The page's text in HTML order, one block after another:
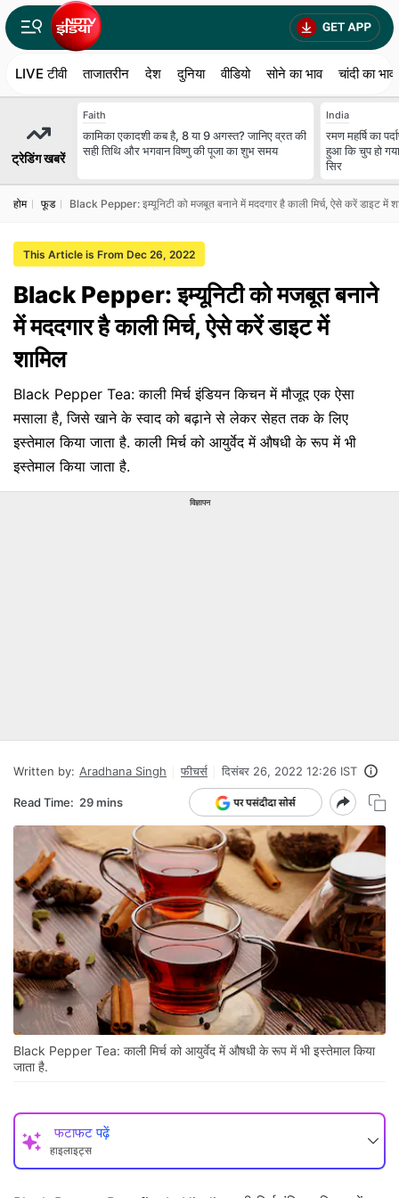
LIVE टीवी ताजातरीन देश दुनिया वीडियो सोने का भाव चांदी का भाव
ट्रेडिंग खबरें
Faith
कामिका एकादशी कब है, 8 या 9 अगस्त? जानिए व्रत की
सही तिथि और भगवान विष्णु की पूजा का शुभ समय
India
रमण महर्षि का
हुआ कि चुप हो
सिर
होम फूड Black Pepper: इम्यूनिटी को मजबूत बनाने में मददगार है काली मिर्च, ऐसे करें डाइट में
This Article is From Dec 26, 2022
Black Pepper: इम्यूनिटी को मजबूत बनाने
में मददगार है काली मिर्च, ऐसे करें डाइट में
शामिल
Black Pepper Tea: काली मिर्च इंडियन किचन में मौजूद एक ऐसा
मसाला है, जिसे खाने के स्वाद को बढ़ाने से लेकर सेहत तक के लिए
इस्तेमाल किया जाता है. काली मिर्च को आयुर्वेद में औषधी के रूप में भी
इस्तेमाल किया जाता है.
विज्ञापन
Written by: Aradhana Singh फीचर्स दिसंबर 26, 2022 12:26 IST
Read Time: 29 mins
Black Pepper Tea: काली मिर्च को आयुर्वेद में औषधी के रूप में भी इस्तेमाल किया
जाता है.
फटाफट पढ़ें
हाइलाइट्स